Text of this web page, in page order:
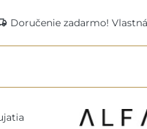
Doručenie zadarmo!